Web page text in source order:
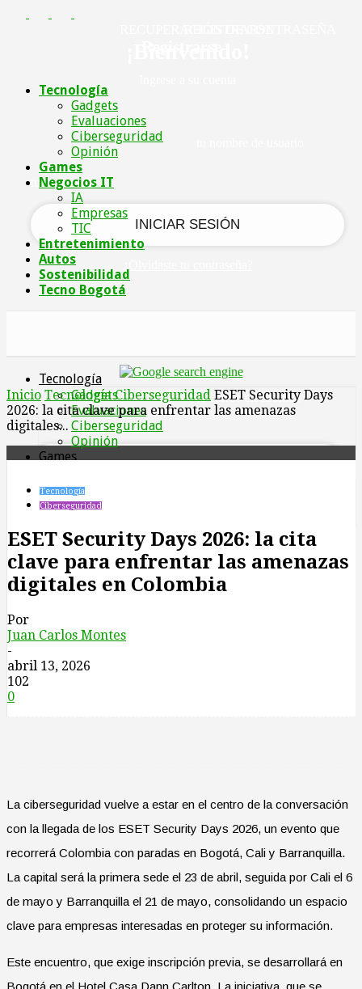
Tecnología
Gadgets
Evaluaciones
Ciberseguridad
Opinión
Games
Negocios IT
IA
Empresas
TIC
Entretenimiento
Autos
Sostenibilidad
Tecno Bogotá
tu contraseña
tu correo electrónico
Tecnología
Gadgets
Evaluaciones
Ciberseguridad
Opinión
Games
IA
Empresas
Entretenimiento
Autos
Sostenibilidad
Tecno Bogotá
Inicio Tecnología Ciberseguridad ESET Security Days
2026: la cita clave para enfrentar las amenazas
digitales...
Tecnología
Ciberseguridad
ESET Security Days 2026: la cita
clave para enfrentar las amenazas
digitales en Colombia
Por
Juan Carlos Montes
-
abril 13, 2026
102
0
La ciberseguridad vuelve a estar en el centro de la conversación
con la llegada de los ESET Security Days 2026, un evento que
recorrerá Colombia con paradas en Bogotá, Cali y Barranquilla.
La capital será la primera sede el 23 de abril, seguida por Cali el 6
de mayo y Barranquilla el 21 de mayo, consolidando un espacio
clave para empresas interesadas en proteger su información.
Este encuentro, que exige inscripción previa, se desarrollará en
Bogotá en el Hotel Casa Dann Carlton. La iniciativa, que se